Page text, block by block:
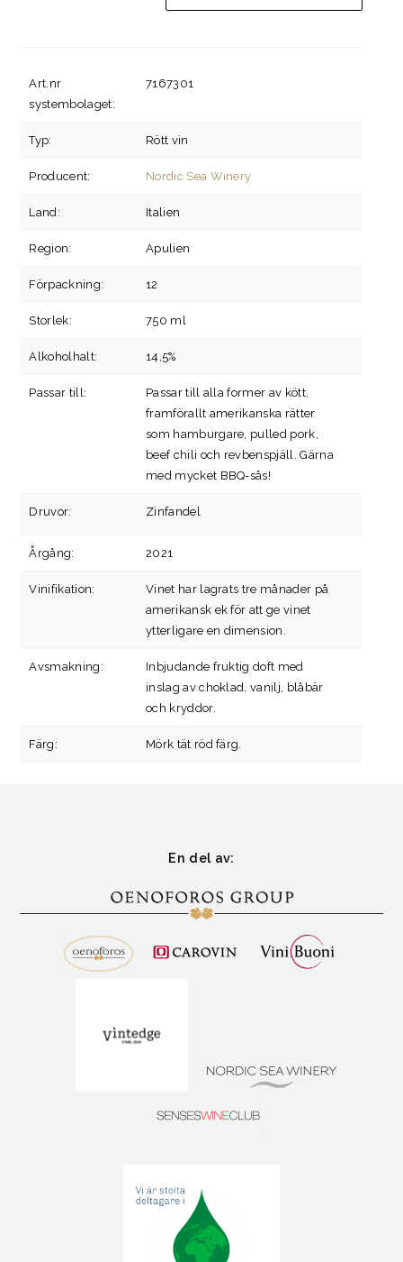
Art.nr
systembolaget:
7167301
Typ: Rött vin
Producent: Nordic Sea Winery
Land: Italien
Region: Apulien
Förpackning: 12
Storlek: 750 ml
Alkoholhalt: 14,5%
Passar till:
Passar till alla former av kött,
framförallt amerikanska rätter
som hamburgare, pulled pork,
beef chili och revbenspjäll. Gärna
med mycket BBQ-sås!
Druvor: Zinfandel
Årgång: 2021
Vinifikation:
Vinet har lagrats tre månader på
amerikansk ek för att ge vinet
ytterligare en dimension.
Avsmakning:
Inbjudande fruktig doft med
inslag av choklad, vanilj, blåbär
och kryddor.
Färg: Mörk tät röd färg.
En del av: